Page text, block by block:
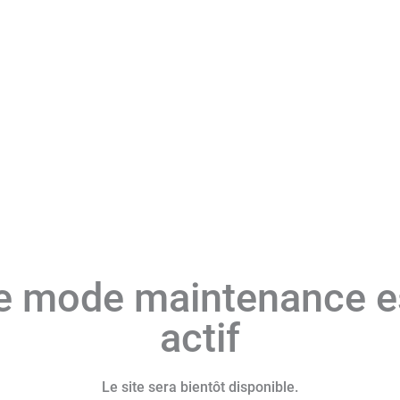
mode maintenance
actif
Le site sera bientôt disponible.